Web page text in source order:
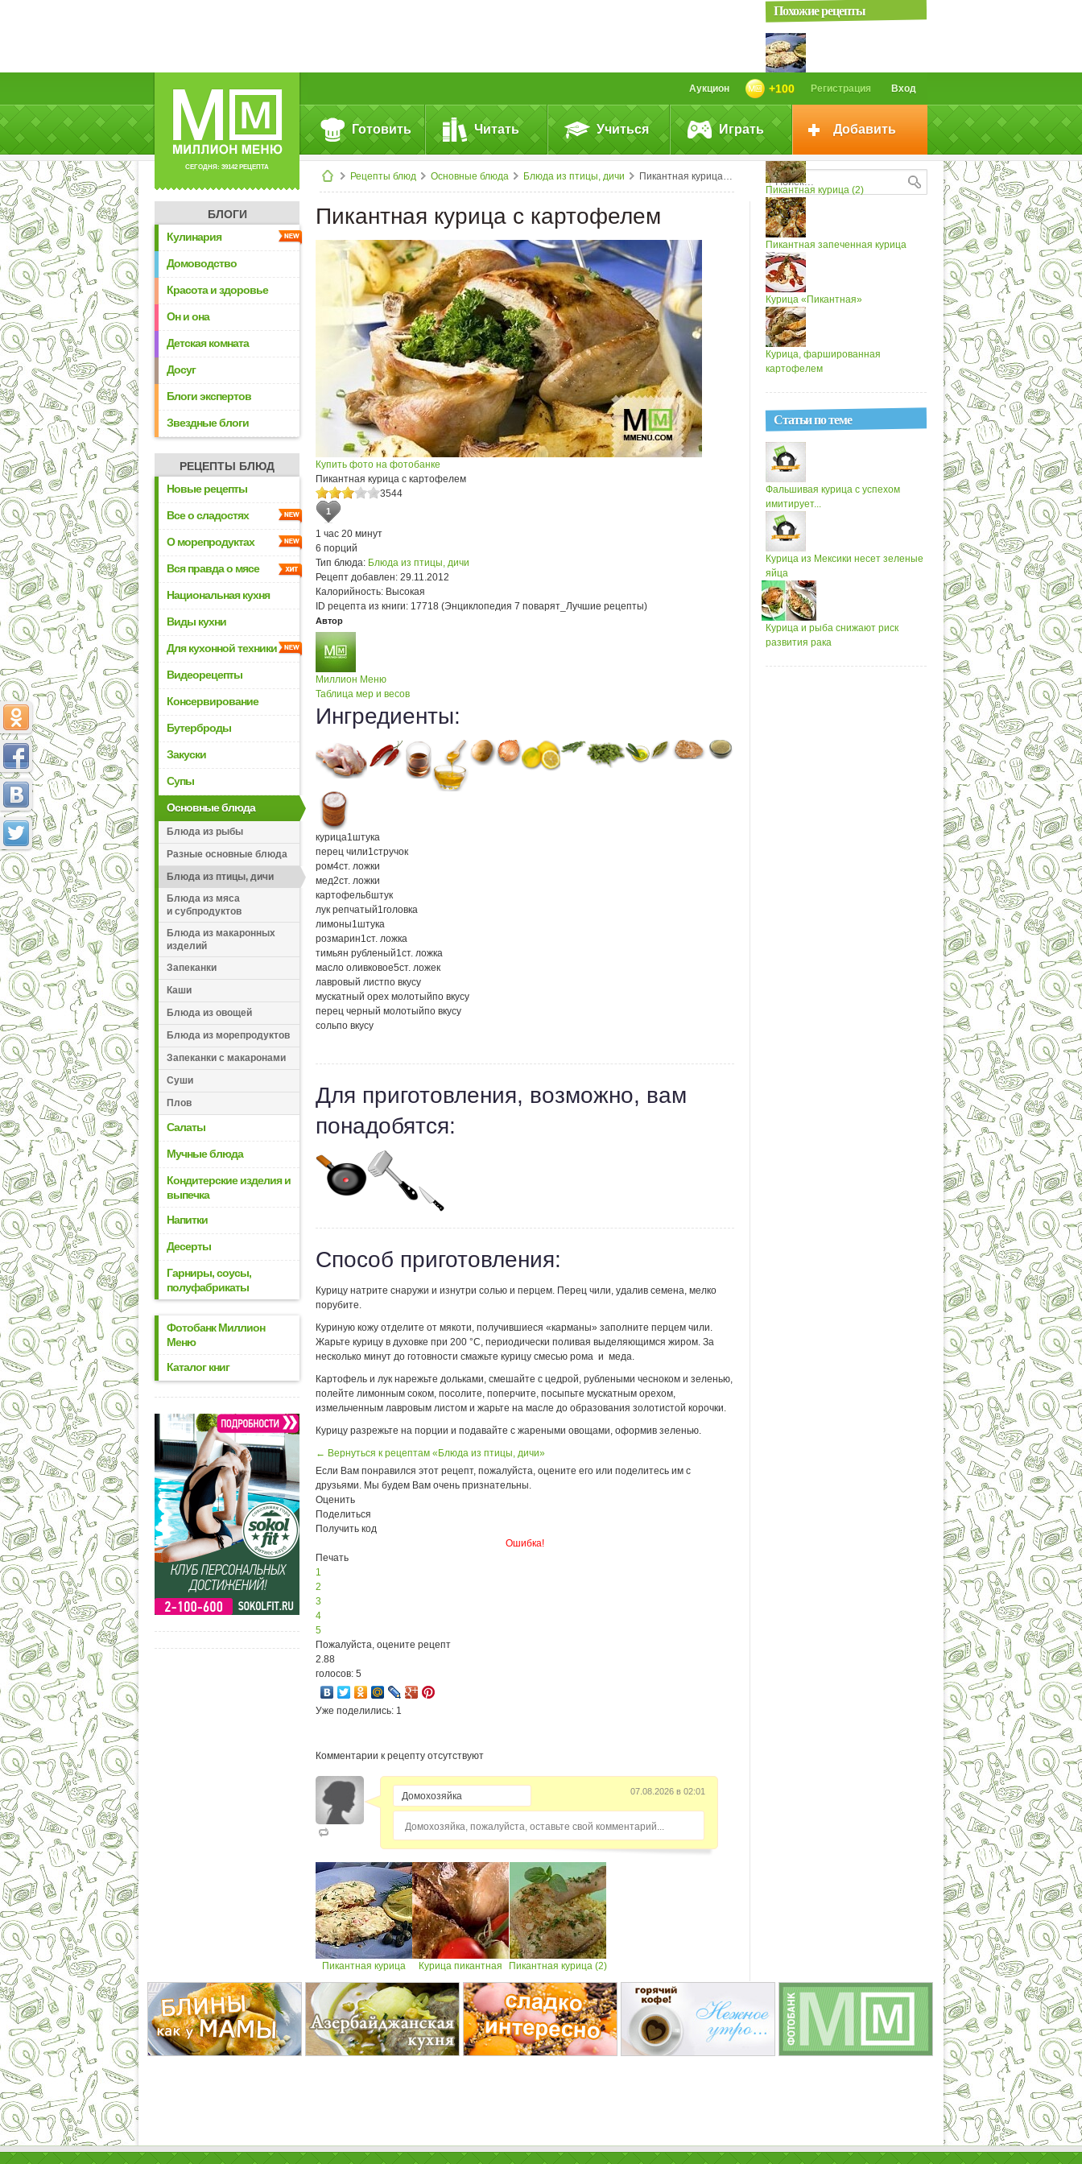
СЕГОДНЯ: 39142 РЕЦЕПТА
Вход
Регистрация
+100
Аукцион
Готовить Читать Учиться Играть Добавить
Рецепты блюд Основные блюда Блюда из птицы, дичи Пикантная курица с картофелем
БЛОГИ
Кулинария
Домоводство
Красота и здоровье
Он и она
Детская комната
Досуг
Блоги экспертов
Звездные блоги
РЕЦЕПТЫ БЛЮД
Новые рецепты
Все о сладостях
О морепродуктах
Вся правда о мясе
Национальная кухня
Виды кухни
Для кухонной техники
Видеорецепты
Консервирование
Бутерброды
Закуски
Супы
Основные блюда
Блюда из рыбы
Разные основные блюда
Блюда из птицы, дичи
Блюда из мяса
и субпродуктов
Блюда из макаронных
изделий
Запеканки
Каши
Блюда из овощей
Блюда из морепродуктов
Запеканки с макаронами
Суши
Плов
Салаты
Мучные блюда
Кондитерские изделия и
выпечка
Напитки
Десерты
Гарниры, соусы,
полуфабрикаты
Фотобанк Миллион
Меню
Каталог книг
Пикантная курица с картофелем
Купить фото на фотобанке
Пикантная курица с картофелем
3544
1
1 час 20 минут
6 порций
Тип блюда: Блюда из птицы, дичи
Рецепт добавлен: 29.11.2012
Калорийность: Высокая
ID рецепта из книги: 17718 (Энциклопедия 7 поварят_Лучшие рецепты)
Автор
Миллион Меню
Таблица мер и весов
Ингредиенты:
курица1штука
перец чили1стручок
ром4ст. ложки
мед2ст. ложки
картофель6штук
лук репчатый1головка
лимоны1штука
розмарин1ст. ложка
тимьян рубленый1ст. ложка
масло оливковое5ст. ложек
лавровый листпо вкусу
мускатный орех молотыйпо вкусу
перец черный молотыйпо вкусу
сольпо вкусу
Для приготовления, возможно, вам
понадобятся:
Способ приготовления:
Курицу натрите снаружи и изнутри солью и перцем. Перец чили, удалив семена, мелко
порубите.
Куриную кожу отделите от мякоти, получившиеся «карманы» заполните перцем чили.
Жарьте курицу в духовке при 200 °С, периодически поливая выделяющимся жиром. За
несколько минут до готовности смажьте курицу смесью рома и меда.
Картофель и лук нарежьте дольками, смешайте с цедрой, рублеными чесноком и зеленью,
полейте лимонным соком, посолите, поперчите, посыпьте мускатным орехом,
измельченным лавровым листом и жарьте на масле до образования золотистой корочки.
Курицу разрежьте на порции и подавайте с жареными овощами, оформив зеленью.
← Вернуться к рецептам «Блюда из птицы, дичи»
Если Вам понравился этот рецепт, пожалуйста, оцените его или поделитесь им с
друзьями. Мы будем Вам очень признательны.
Оценить
Поделиться
Получить код
Ошибка!
Печать
1
2
3
4
5
Пожалуйста, оцените рецепт
2.88
голосов: 5
Уже поделились: 1
Комментарии к рецепту отсутствуют
07.08.2026 в 02:01
Домохозяйка, пожалуйста, оставьте свой комментарий...
Пикантная курица Курица пикантная Пикантная курица (2)
Похожие рецепты
Курица пикантная
Пикантная курица (2)
Пикантная запеченная курица
Курица «Пикантная»
Курица, фаршированная
картофелем
Статьи по теме
Фальшивая курица с успехом
имитирует...
Курица из Мексики несет зеленые
яйца
Курица и рыба снижают риск
развития рака